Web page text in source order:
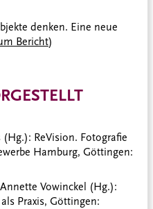
denken. Eine neue
Bericht)
ReVision. Fotografie
Hamburg, Göttingen:
Vowinckel (Hg.):
Praxis, Göttingen: